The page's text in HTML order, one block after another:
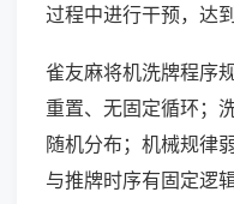
过程中进行干预，达
雀友麻将机洗牌程序
重置、无固定循环；
随机分布；机械规律
与推牌时序有固定逻辑